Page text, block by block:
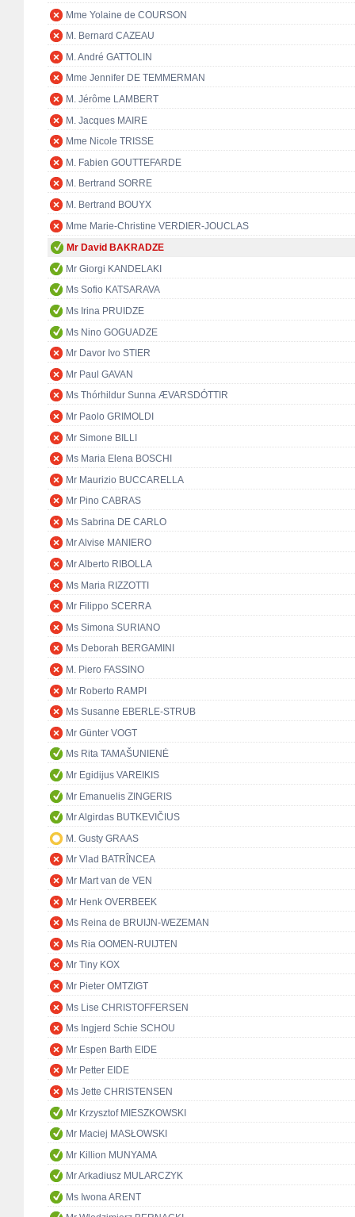
Mme Yolaine de COURSON
M. Bernard CAZEAU
M. André GATTOLIN
Mme Jennifer DE TEMMERMAN
M. Jérôme LAMBERT
M. Jacques MAIRE
Mme Nicole TRISSE
M. Fabien GOUTTEFARDE
M. Bertrand SORRE
M. Bertrand BOUYX
Mme Marie-Christine VERDIER-JOUCLAS
Mr David BAKRADZE
Mr Giorgi KANDELAKI
Ms Sofio KATSARAVA
Ms Irina PRUIDZE
Ms Nino GOGUADZE
Mr Davor Ivo STIER
Mr Paul GAVAN
Ms Thórhildur Sunna ÆVARSDÓTTIR
Mr Paolo GRIMOLDI
Mr Simone BILLI
Ms Maria Elena BOSCHI
Mr Maurizio BUCCARELLA
Mr Pino CABRAS
Ms Sabrina DE CARLO
Mr Alvise MANIERO
Mr Alberto RIBOLLA
Ms Maria RIZZOTTI
Mr Filippo SCERRA
Ms Simona SURIANO
Ms Deborah BERGAMINI
M. Piero FASSINO
Mr Roberto RAMPI
Ms Susanne EBERLE-STRUB
Mr Günter VOGT
Ms Rita TAMAŠUNIENĖ
Mr Egidijus VAREIKIS
Mr Emanuelis ZINGERIS
Mr Algirdas BUTKEVIČIUS
M. Gusty GRAAS
Mr Vlad BATRÎNCEA
Mr Mart van de VEN
Mr Henk OVERBEEK
Ms Reina de BRUIJN-WEZEMAN
Ms Ria OOMEN-RUIJTEN
Mr Tiny KOX
Mr Pieter OMTZIGT
Ms Lise CHRISTOFFERSEN
Ms Ingjerd Schie SCHOU
Mr Espen Barth EIDE
Mr Petter EIDE
Ms Jette CHRISTENSEN
Mr Krzysztof MIESZKOWSKI
Mr Maciej MASŁOWSKI
Mr Killion MUNYAMA
Mr Arkadiusz MULARCZYK
Ms Iwona ARENT